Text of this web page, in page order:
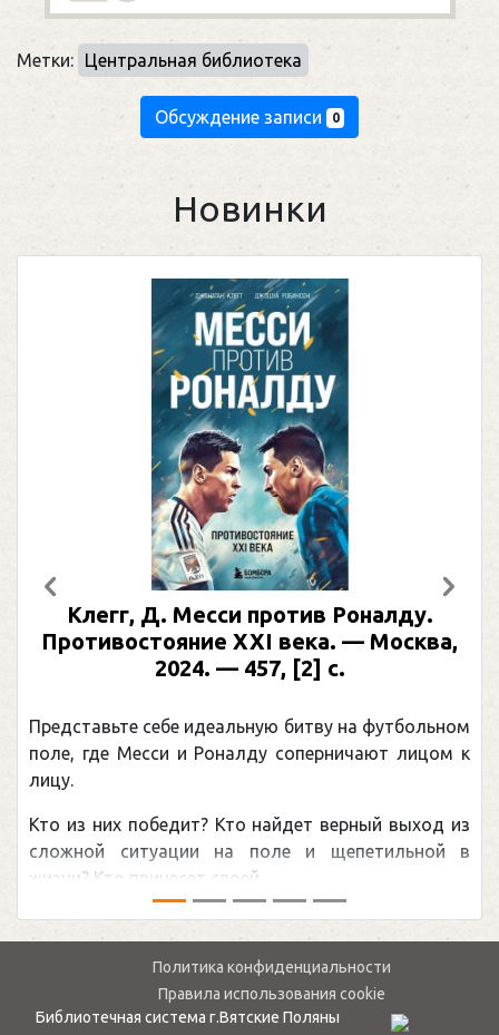
Метки: Центральная библиотека
Обсуждение записи 0
Новинки
Клегг, Д. Месси против Роналду.
Противостояние XXI века. — Москва,
2024. — 457, [2] с.
Представьте себе идеальную битву на футбольном
поле, где Месси и Роналду соперничают лицом к
лицу.
Кто из них победит? Кто найдет верный выход из
сложной ситуации на поле и щепетильной в
жизни? Кто принесет своей ...
Предыдущий
Политика конфиденциальности
Правила использования cookie
Библиотечная система г.Вятские Поляны